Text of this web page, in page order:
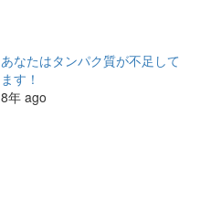
あなたはタンパク質が不足して
ます！
8年 ago